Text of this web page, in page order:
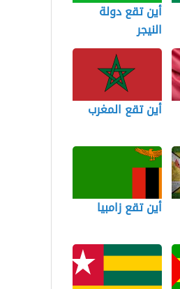
أين تقع دولة
النيجر
أين تقع المغرب
أين تقع زامبيا